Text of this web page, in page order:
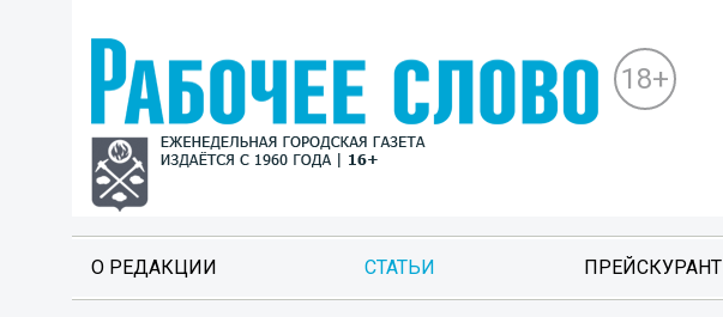
18+
О РЕДАКЦИИ СТАТЬИ ПРЕЙСКУРАНТ